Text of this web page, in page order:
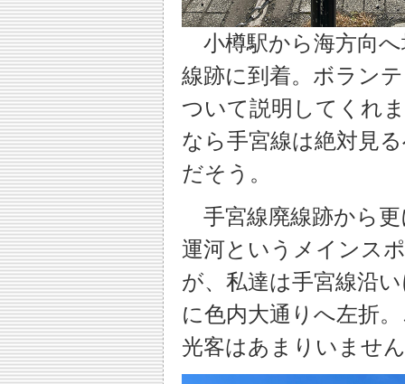
小樽駅から海方向
線跡に到着。ボラン
ついて説明してくれ
なら手宮線は絶対見
だそう。
手宮線廃線跡から
運河というメインス
が、私達は手宮線沿
に色内大通りへ左折
光客はあまりいませ